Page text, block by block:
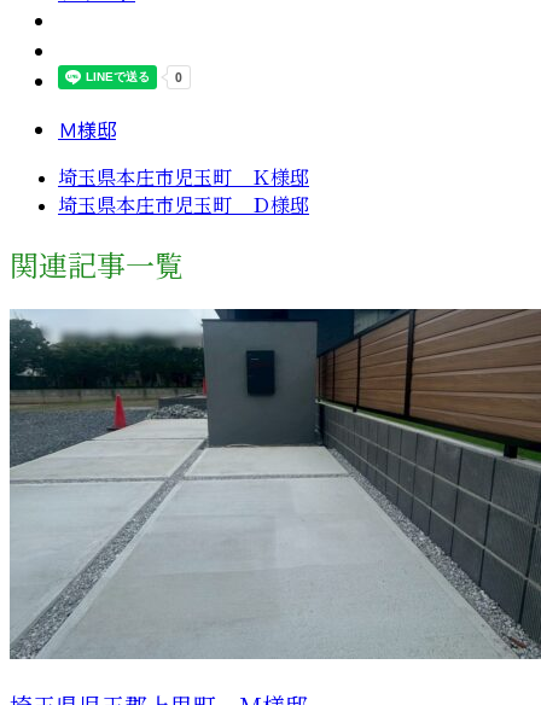
Ｍ様邸
埼玉県本庄市児玉町 Ｋ様邸
埼玉県本庄市児玉町 Ｄ様邸
関連記事一覧